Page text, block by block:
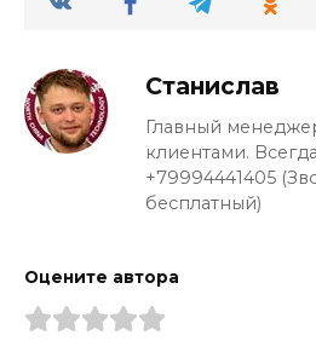
Станислав
Главный
клиентами.
+79994441405
бесплатный)
Оцените автора